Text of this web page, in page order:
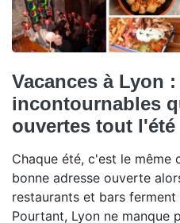
Vacances à Lyon
incontournables
ouvertes tout l'été
Chaque été, c'est le même
bonne adresse ouverte
restaurants et bars ferment
Pourtant, Lyon ne manque